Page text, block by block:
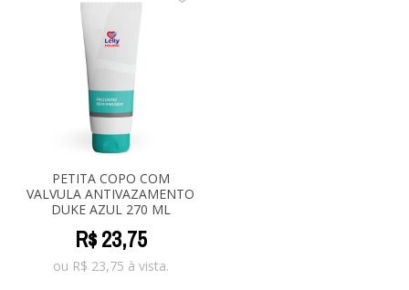
PETITA COPO COM
VALVULA ANTIVAZAMENTO
DUKE AZUL 270 ML
R$23,75
ou R$ 23,75 à vista.